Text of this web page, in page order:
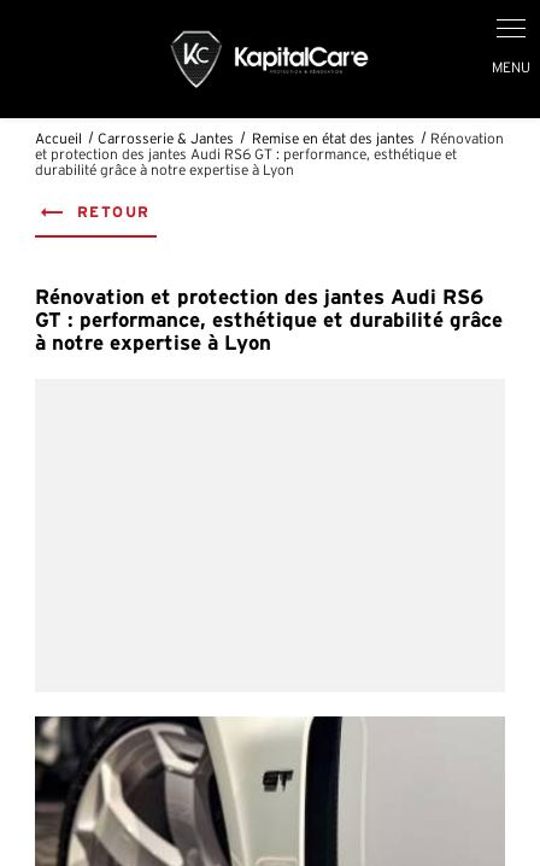
Accueil Carrosserie & Jantes Remise en état des jantes
Rénovation
et protection des jantes Audi RS6 GT : performance, esthétique et
durabilité grâce à notre expertise à Lyon
RETOUR
Rénovation et protection des jantes Audi RS6
GT : performance, esthétique et durabilité grâce
à notre expertise à Lyon